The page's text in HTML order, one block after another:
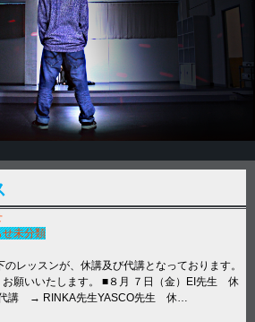
せ未分類
レッスンが、休講及び代講となっております。
お願いいたします。 ■８月 ７日（金）EI先生 休
講 → RINKA先生YASCO先生 休…